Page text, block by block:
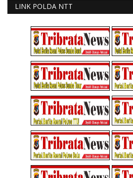
LINK POLDA NTT